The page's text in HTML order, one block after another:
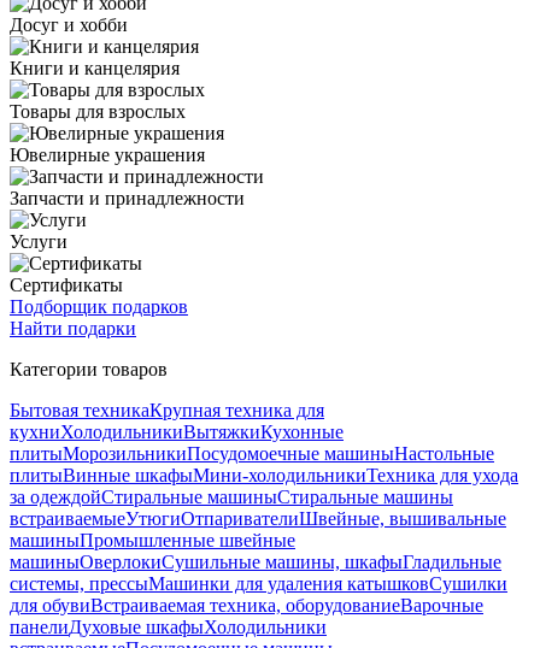
Досуг и хобби
Книги и канцелярия
Товары для взрослых
Ювелирные украшения
Запчасти и принадлежности
Услуги
Сертификаты
Подборщик подарков
Найти подарки
Категории товаров
Бытовая техникаКрупная техника для
кухниХолодильникиВытяжкиКухонные
плитыМорозильникиПосудомоечные машиныНастольные
плитыВинные шкафыМини-холодильникиТехника для ухода
за одеждойСтиральные машиныСтиральные машины
встраиваемыеУтюгиОтпаривателиШвейные, вышивальные
машиныПромышленные швейные
машиныОверлокиСушильные машины, шкафыГладильные
системы, прессыМашинки для удаления катышковСушилки
для обувиВстраиваемая техника, оборудованиеВарочные
панелиДуховые шкафыХолодильники